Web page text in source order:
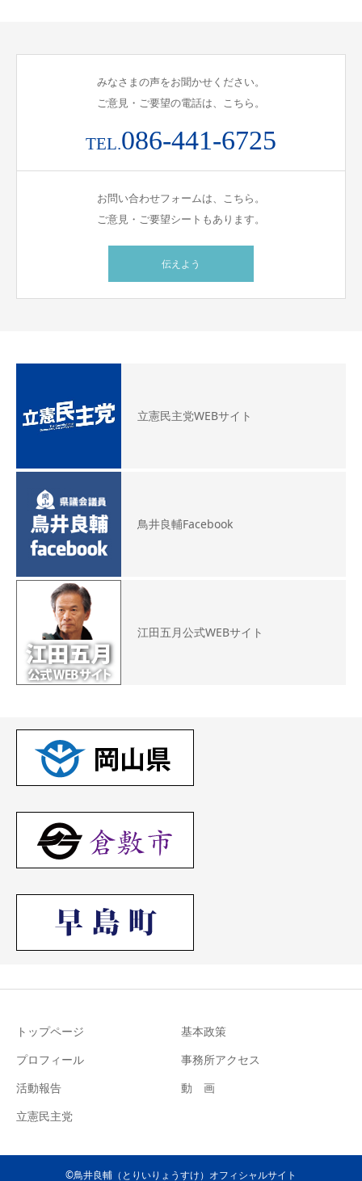
みなさまの声をお聞かせください。
ご意見・ご要望の電話は、こちら。
TEL.086-441-6725
お問い合わせフォームは、こちら。
ご意見・ご要望シートもあります。
伝えよう
立憲民主党WEBサイト
鳥井良輔Facebook
江田五月公式WEBサイト
トップページ
基本政策
プロフィール
事務所アクセス
活動報告
動 画
立憲民主党
©鳥井良輔（とりいりょうすけ）オフィシャルサイト